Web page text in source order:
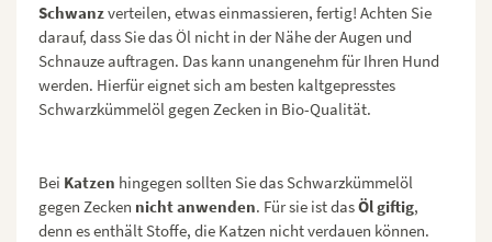
Schwanzverteilen, etwas einmassieren, fertig! Achten Sie
darauf, dass Sie das Öl nicht in der Nähe der Augen und
Schnauze auftragen. Das kann unangenehm für Ihren Hund
werden. Hierfür eignet sich am besten kaltgepresstes
Schwarzkümmelöl gegen Zecken in Bio-Qualität.
Bei Katzen hingegen sollten Sie das Schwarzkümmelöl
gegen Zecken nicht anwenden. Für sie ist dasÖl giftig,
denn es enthält Stoffe, die Katzen nicht verdauen können.